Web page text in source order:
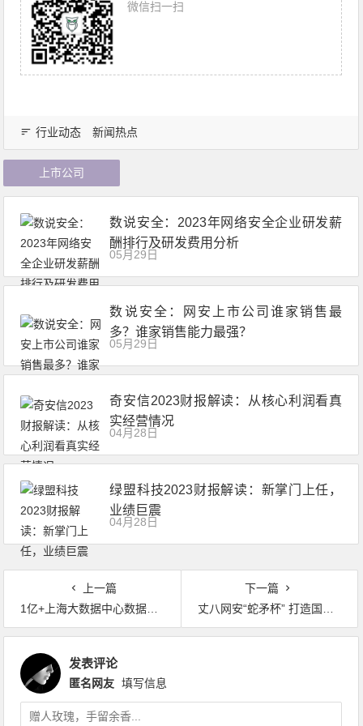
微信扫一扫
行业动态 新闻热点
上市公司
数说安全：2023年网络安全企业研发薪
酬排行及研发费用分析
05月29日
数说安全：网安上市公司谁家销售最
多？谁家销售能力最强？
05月29日
奇安信2023财报解读：从核心利润看真
实经营情况
04月28日
绿盟科技2023财报解读：新掌门上任，
业绩巨震
04月28日
上一篇
1亿+上海大数据中心数据安全项目丨本周预告类项目
下一篇
丈八网安“蛇矛杯” 打造国内首个实网级网络攻防技能竞赛靶场
发表评论
匿名网友 填写信息